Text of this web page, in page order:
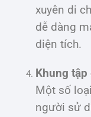
xuyên di
dễ dàng
diện tích.
Khung
Một số
người sử